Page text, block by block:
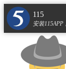
115
安装